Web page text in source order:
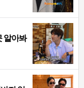
알아봐